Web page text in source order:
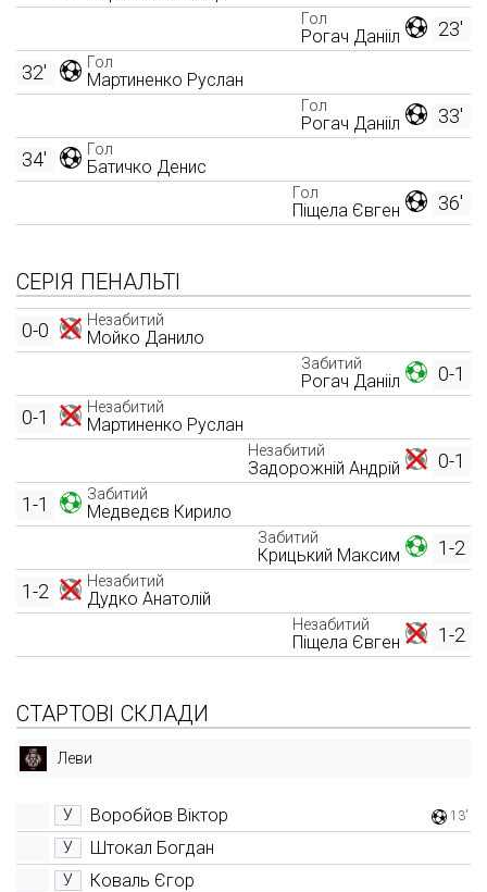
23'
Гол
Рогач Данііл
Гол
Мартиненко Руслан
32'
33'
Гол
Рогач Данііл
Гол
Батичко Денис
34'
36'
Гол
Піщела Євген
СЕРІЯ ПЕНАЛЬТІ
Незабитий
Мойко Данило
0-0
0-1
Забитий
Рогач Данііл
Незабитий
Мартиненко Руслан
0-1
0-1
Незабитий
Задорожній Андрій
Забитий
Медведєв Кирило
1-1
1-2
Забитий
Крицький Максим
Незабитий
Дудко Анатолій
1-2
1-2
Незабитий
Піщела Євген
СТАРТОВІ СКЛАДИ
Леви
У Воробйов Віктор 13'
У Штокал Богдан
У Коваль Єгор